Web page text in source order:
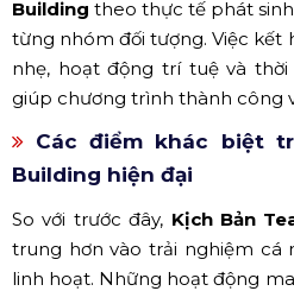
Building theo thực tế phát
từng nhóm đối tượng. Việc kết
nhẹ, hoạt động trí tuệ và
giúp chương trình thành công
Các điểm khác biệt
Building hiện đại
So với trước đây, Kịch Bản
trung hơn vào trải nghiệm cá
linh hoạt. Những hoạt động